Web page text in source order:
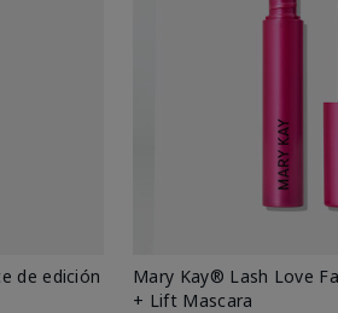
de edición
Mary Kay® Lash Love
+ Lift Mascara